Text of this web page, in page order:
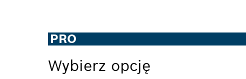
PRO
Wybierz opcję